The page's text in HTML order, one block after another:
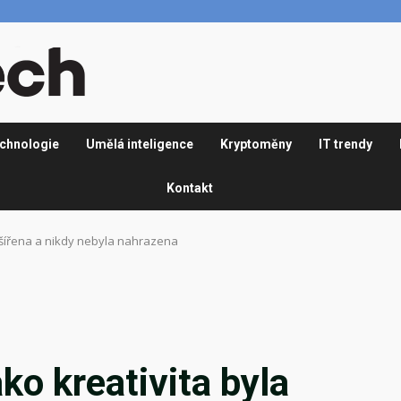
Umělá inteligence Kryptoměny IT trendy
Kontakt
a nikdy nebyla nahrazena
kreativita byla